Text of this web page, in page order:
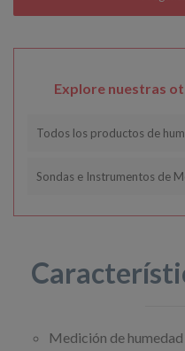
Explore nuestras
Todos los productos de
Sondas e Instrumentos de
Medición de